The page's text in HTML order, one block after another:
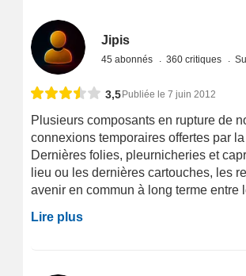
Jipis
45 abonnés 360 critiques
3,5 Publiée le 7 juin 2012
Plusieurs composants en rupture de
connexions temporaires offertes par
Dernières folies, pleurnicheries et
lieu ou les dernières cartouches, les
avenir en commun à long terme entre
Lire plus